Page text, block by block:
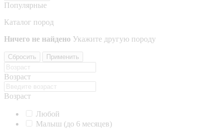
Популярные
Каталог пород
Ничего не найдено Укажите другую породу
Сбросить Применить
Возраст
Возраст
Любой
Малыш (до 6 месяцев)